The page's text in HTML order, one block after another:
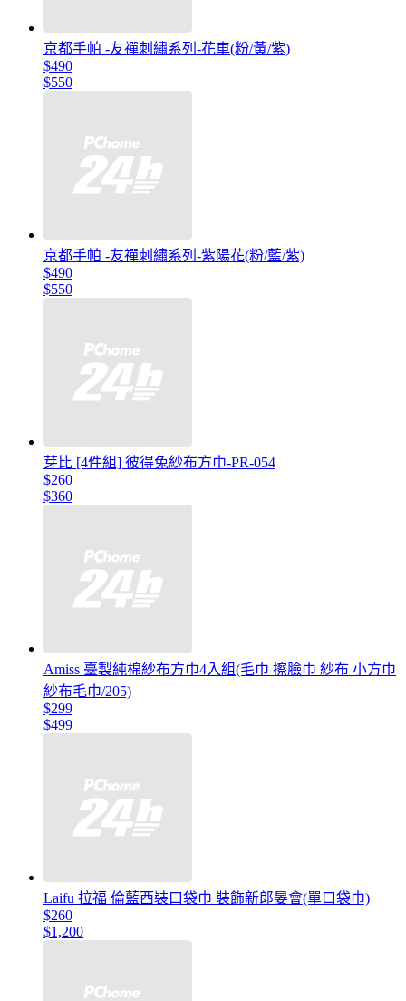
京都手帕 -友禪刺繡系列-花車(粉/黃/紫)
$490
$550
京都手帕 -友禪刺繡系列-紫陽花(粉/藍/紫)
$490
$550
芽比 [4件組] 彼得兔紗布方巾-PR-054
$260
$360
Amiss 臺製純棉紗布方巾4入組(毛巾 擦臉巾 紗布 小方巾
紗布毛巾/205)
$299
$499
Laifu 拉福 倫藍西裝口袋巾 裝飾新郎晏會(單口袋巾)
$260
$1,200